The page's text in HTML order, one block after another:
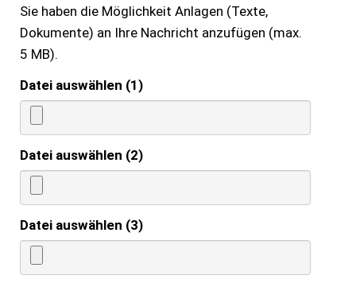
Sie haben die Möglichkeit Anlagen (Texte,
Dokumente) an Ihre Nachricht anzufügen (max.
5 MB).
Datei auswählen (1)
Datei auswählen (2)
Datei auswählen (3)